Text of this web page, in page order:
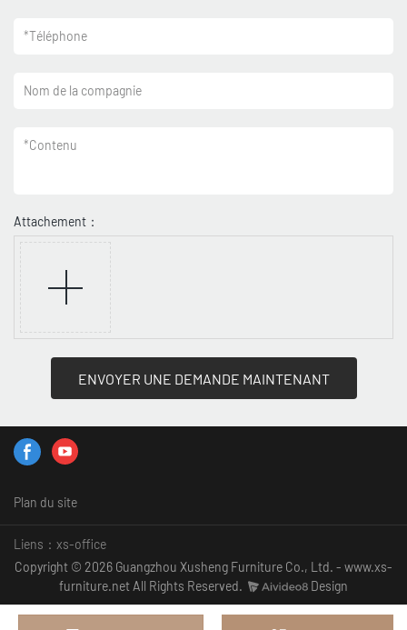
*Téléphone
Nom de la compagnie
*Contenu
Attachement：
ENVOYER UNE DEMANDE MAINTENANT
Plan du site
Liens： xs-office
Copyright © 2026 Guangzhou Xusheng Furniture Co., Ltd. - www.xs-
furniture.net All Rights Reserved.
Design